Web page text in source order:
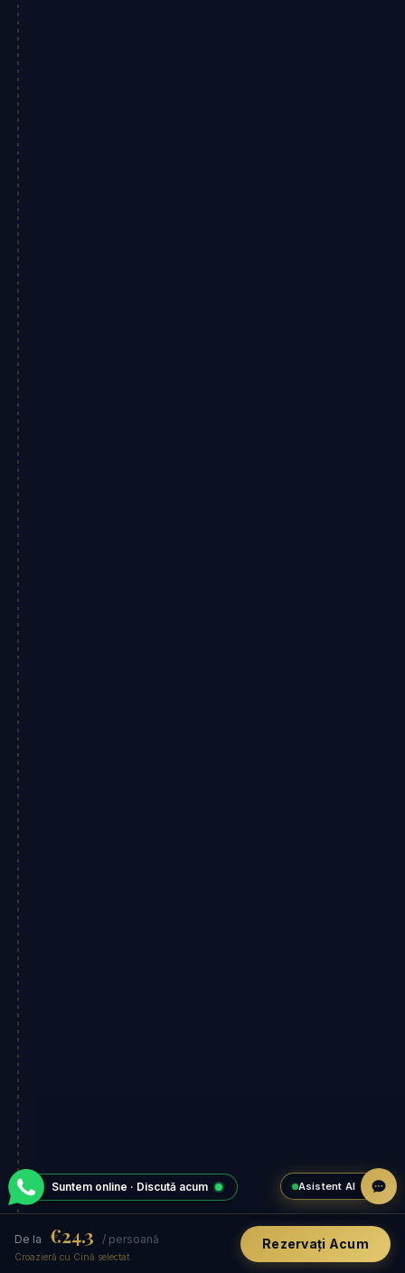
De la €24.3 / persoană
Croazieră cu Cină selectat
Rezervați Acum
Suntem online · Discută acum Asistent AI